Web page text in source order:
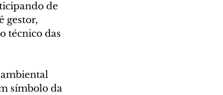
de
gestor,
técnico das
símbolo da